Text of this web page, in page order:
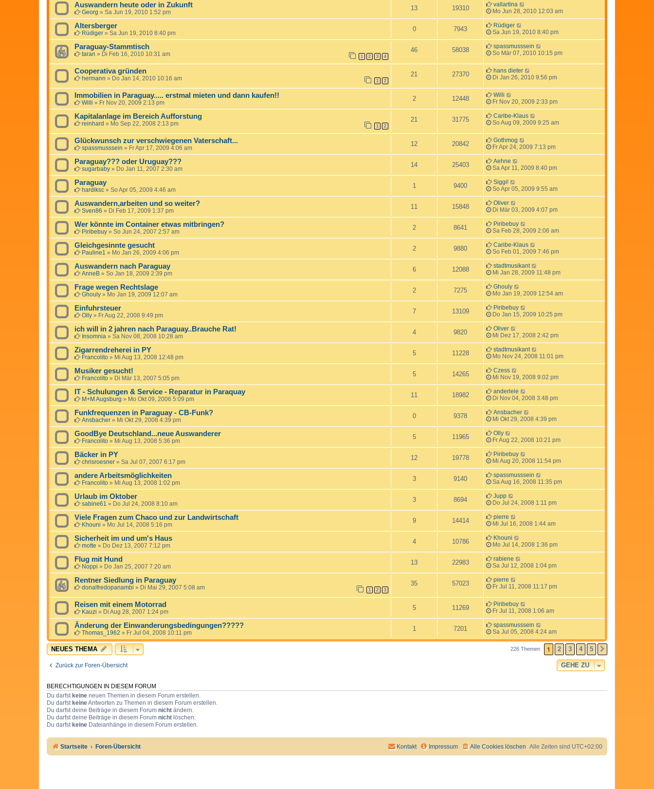
Auswandern heute oder in Zukunft
Georg » Sa Jun 19, 2010 1:52 pm
13 19310
vallartina
Mo Jun 28, 2010 12:03 am
Altersberger
Rüdiger » Sa Jun 19, 2010 8:40 pm
0 7943
Rüdiger
Sa Jun 19, 2010 8:40 pm
Paraguay-Stammtisch
taran » Di Feb 16, 2010 10:31 am 1 2 3 4
46 58038
spassmusssein
So Mär 07, 2010 10:15 pm
Cooperativa gründen
hermann » Do Jan 14, 2010 10:16 am 1 2
21 27370
hans dieter
Di Jan 26, 2010 9:56 pm
Immobilien in Paraguay..... erstmal mieten und dann kaufen!!
Willi » Fr Nov 20, 2009 2:13 pm
2 12448
Willi
Fr Nov 20, 2009 2:33 pm
Kapitalanlage im Bereich Aufforstung
reinhard » Mo Sep 22, 2008 2:13 pm 1 2
21 31775
Caribe-Klaus
So Aug 09, 2009 9:25 am
Glückwunsch zur verschwiegenen Vaterschaft...
spassmusssein » Fr Apr 17, 2009 4:06 am
12 20842
Gothmog
Fr Apr 24, 2009 7:13 pm
Paraguay??? oder Uruguay???
sugarbaby » Do Jan 11, 2007 2:30 am
14 25403
Aehne
Sa Apr 11, 2009 8:40 pm
Paraguay
hardiksc » So Apr 05, 2009 4:46 am
1 9400
Siggi!
So Apr 05, 2009 9:55 am
Auswandern,arbeiten und so weiter?
Sven86 » Di Feb 17, 2009 1:37 pm
11 15848
Oliver
Di Mär 03, 2009 4:07 pm
Wer könnte im Container etwas mitbringen?
Piribebuy » So Jun 24, 2007 2:57 am
2 8641
Piribebuy
Sa Feb 28, 2009 2:06 am
Gleichgesinnte gesucht
Pauline1 » Mo Jan 26, 2009 4:06 pm
2 9880
Caribe-Klaus
So Feb 01, 2009 7:46 pm
Auswandern nach Paraguay
AnneB » So Jan 18, 2009 2:39 pm
6 12088
stadtmusikant
Mi Jan 28, 2009 11:48 pm
Frage wegen Rechtslage
Ghouly » Mo Jan 19, 2009 12:07 am
2 7275
Ghouly
Mo Jan 19, 2009 12:54 am
Einfuhrsteuer
Olly » Fr Aug 22, 2008 9:49 pm
7 13109
Piribebuy
Do Jan 15, 2009 10:25 pm
ich will in 2 jahren nach Paraguay..Brauche Rat!
Insomnia » Sa Nov 08, 2008 10:28 am
4 9820
Oliver
Mi Dez 17, 2008 2:42 pm
Zigarrendreherei in PY
Francolito » Mi Aug 13, 2008 12:48 pm
5 11228
stadtmusikant
Mo Nov 24, 2008 11:01 pm
Musiker gesucht!
Francolito » Di Mär 13, 2007 5:05 pm
5 14265
Czess
Mi Nov 19, 2008 9:02 pm
IT - Schulungen & Service - Reparatur in Paraquay
M+M Augsburg » Mo Okt 09, 2006 5:09 pm
11 18982
anderlele
Di Nov 04, 2008 3:48 pm
Funkfrequenzen in Paraguay - CB-Funk?
Ansbacher » Mi Okt 29, 2008 4:39 pm
0 9378
Ansbacher
Mi Okt 29, 2008 4:39 pm
GoodBye Deutschland...neue Auswanderer
Francolito » Mi Aug 13, 2008 5:36 pm
5 11965
Olly
Fr Aug 22, 2008 10:21 pm
Bäcker in PY
chrisroesner » Sa Jul 07, 2007 6:17 pm
12 19778
Piribebuy
Mi Aug 20, 2008 11:54 pm
andere Arbeitsmöglichkeiten
Francolito » Mi Aug 13, 2008 1:02 pm
3 9140
spassmusssein
Sa Aug 16, 2008 11:35 pm
Urlaub im Oktober
sabine61 » Do Jul 24, 2008 8:10 am
3 8694
Jupp
Do Jul 24, 2008 1:11 pm
Viele Fragen zum Chaco und zur Landwirtschaft
Khouni » Mo Jul 14, 2008 5:16 pm
9 14414
pierre
Mi Jul 16, 2008 1:44 am
Sicherheit im und um's Haus
motte » Do Dez 13, 2007 7:12 pm
4 10786
Khouni
Mo Jul 14, 2008 1:36 pm
Flug mit Hund
Noppi » Do Jan 25, 2007 7:20 am
13 22983
rabiene
Sa Jul 12, 2008 1:04 pm
Rentner Siedlung in Paraguay
donalfredopanambi » Di Mai 29, 2007 5:08 am 1 2 3
35 57023
pierre
Fr Jul 11, 2008 11:17 pm
Reisen mit einem Motorrad
Kauzi » Di Aug 28, 2007 1:24 pm
5 11269
Piribebuy
Fr Jul 11, 2008 1:06 am
Änderung der Einwanderungsbedingungen?????
Thomas_1962 » Fr Jul 04, 2008 10:11 pm
1 7201
spassmusssein
Sa Jul 05, 2008 4:24 am
NEUES THEMA 226 Themen 1 2 3 4 5
Zurück zur Foren-Übersicht GEHE ZU
BERECHTIGUNGEN IN DIESEM FORUM
Du darfstkeine neuen Themen in diesem Forum erstellen.
Du darfstkeineAntworten zu Themen in diesem Forum erstellen.
Du darfst deine Beiträge in diesem Forum nicht ändern.
Du darfst deine Beiträge in diesem Forum nicht löschen.
Du darfstkeine Dateianhänge in diesem Forum erstellen.
Startseite Foren-Übersicht Alle Zeiten sind UTC+02:00
Alle Cookies löschen
Impressum
Kontakt